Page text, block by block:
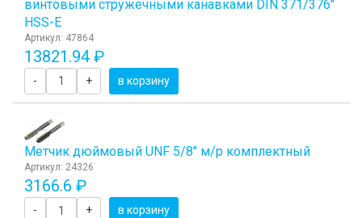
винтовыми стружечными канавками DIN 371/376"
HSS-E
Артикул: 47864
13821.94 ₽
- + в корзину
Метчик дюймовый UNF 5/8" м/р комплектный
Артикул: 24326
3166.6 ₽
- + в корзину